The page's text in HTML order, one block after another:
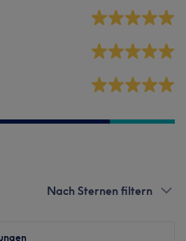
Nach Sternen filtern